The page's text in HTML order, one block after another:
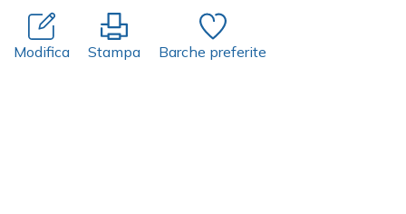
Modifica Stampa Barche preferite